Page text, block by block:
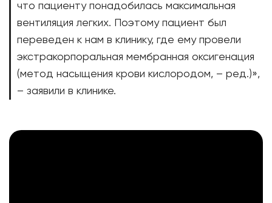
что пациенту понадобилась максимальная
вентиляция легких. Поэтому пациент был
переведен к нам в клинику, где ему провели
экстракорпоральная мембранная оксигенация
(метод насыщения крови кислородом, – ред.)»,
– заявили в клинике.